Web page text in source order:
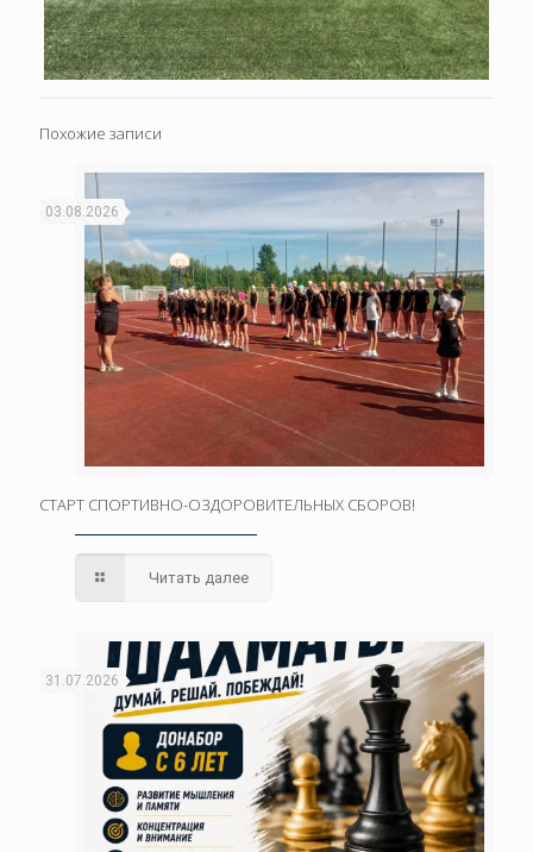
Похожие записи
03.08.2026
СТАРТ СПОРТИВНО-ОЗДОРОВИТЕЛЬНЫХ СБОРОВ!
Читать далее
31.07.2026